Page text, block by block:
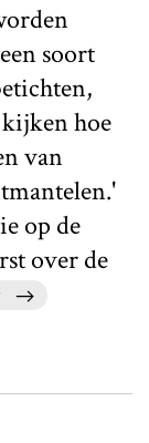
soort
hoe
van
op de
over de